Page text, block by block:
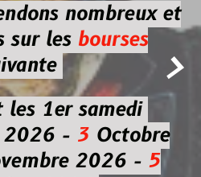

nombreux et
sur les bourses
1er samedi
2026 - 3Octobre
2026 - 5